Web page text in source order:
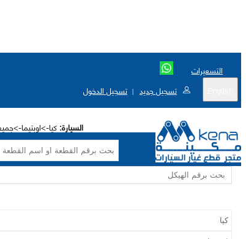
التسعيرات
تسجيل جديد | تسجيل الدخول
السيارة: كيا->اوبتيما-